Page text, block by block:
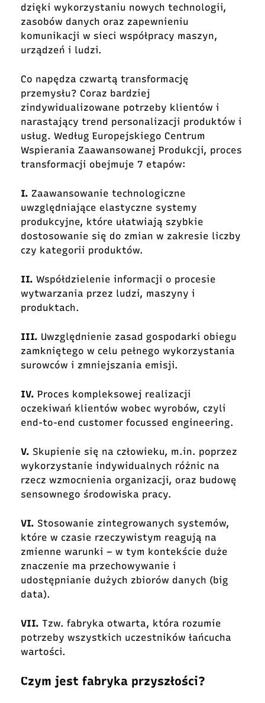
dzięki wykorzystaniu nowych technologii,
zasobów danych oraz zapewnieniu
komunikacji w sieci współpracy maszyn,
urządzeń i ludzi.
Co napędza czwartą transformację
przemysłu? Coraz bardziej
zindywidualizowane potrzeby klientów i
narastający trend personalizacji produktów i
usług. Według Europejskiego Centrum
Wspierania Zaawansowanej Produkcji, proces
transformacji obejmuje 7 etapów:
I. Zaawansowanie technologiczne
uwzględniające elastyczne systemy
produkcyjne, które ułatwiają szybkie
dostosowanie się do zmian w zakresie liczby
czy kategorii produktów.
II. Współdzielenie informacji o procesie
wytwarzania przez ludzi, maszyny i
produktach.
III. Uwzględnienie zasad gospodarki obiegu
zamkniętego w celu pełnego wykorzystania
surowców i zmniejszania emisji.
IV. Proces kompleksowej realizacji
oczekiwań klientów wobec wyrobów, czyli
end-to-end customer focussed engineering.
V. Skupienie się na człowieku, m.in. poprzez
wykorzystanie indywidualnych różnic na
rzecz wzmocnienia organizacji, oraz budowę
sensownego środowiska pracy.
VI. Stosowanie zintegrowanych systemów,
które w czasie rzeczywistym reagują na
zmienne warunki – w tym kontekście duże
znaczenie ma przechowywanie i
udostępnianie dużych zbiorów danych (big
data).
VII. Tzw. fabryka otwarta, która rozumie
potrzeby wszystkich uczestników łańcucha
wartości.
Czym jest fabryka przyszłości?